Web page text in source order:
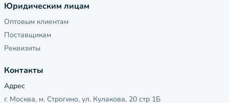
Юридическим лицам
Оптовым клиентам
Поставщикам
Реквизиты
Контакты
Адрес
г. Москва, м. Строгино, ул. Кулакова, 20 стр 1Б